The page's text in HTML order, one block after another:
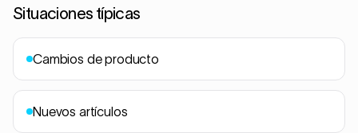
Situaciones típicas
Cambios de producto
Nuevos artículos